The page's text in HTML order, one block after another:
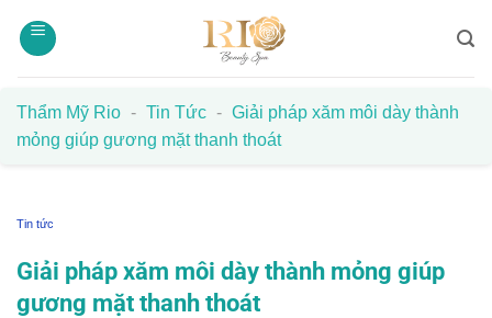
qua
Thẩm Mỹ Rio - Tin Tức - Giải pháp xăm môi dày thành
mỏng giúp gương mặt thanh thoát
Tin tức
Giải pháp xăm môi dày thành mỏng giúp
gương mặt thanh thoát